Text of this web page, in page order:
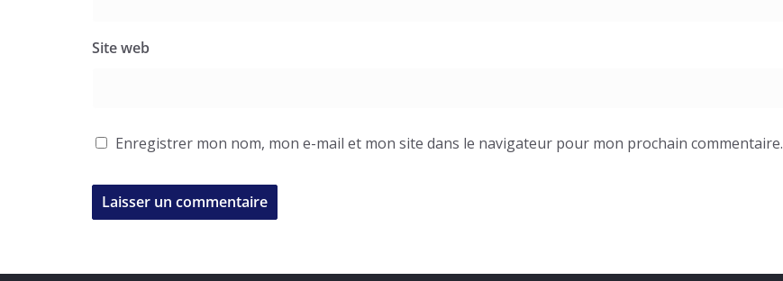
Site web
Enregistrer mon nom, mon e-mail et mon site dans le navigateur pour mon prochain commentaire.